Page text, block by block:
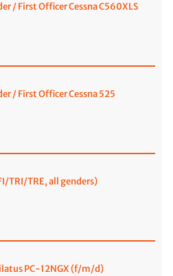
/ First Officer Cessna C560XLS
/ First Officer Cessna 525
TRI/TRE, all genders)
PC-12NGX (f/m/d)